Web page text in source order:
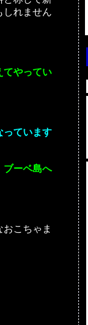
しれません
てやってい
っています
ブーベ島へ
こちゃま